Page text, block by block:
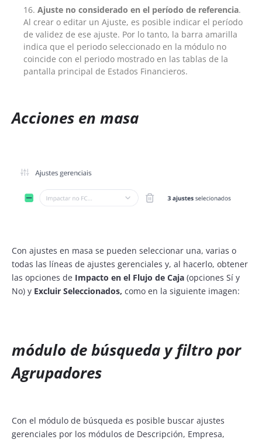
Ajuste no considerado en el período de referencia.
Al crear o editar un Ajuste, es posible indicar el período
de validez de ese ajuste. Por lo tanto, la barra amarilla
indica que el periodo seleccionado en la módulo no
coincide con el periodo mostrado en las tablas de la
pantalla principal de Estados Financieros.
Acciones en masa
Con ajustes en masa se pueden seleccionar una, varias o
todas las líneas de ajustes gerenciales y, al hacerlo, obtener
las opciones de Impacto en el Flujo de Caja (opciones Sí y
No) y Excluir Seleccionados, como en la siguiente imagen:
módulo de búsqueda y filtro por
Agrupadores
Con el módulo de búsqueda es posible buscar ajustes
gerenciales por los módulos de Descripción, Empresa,